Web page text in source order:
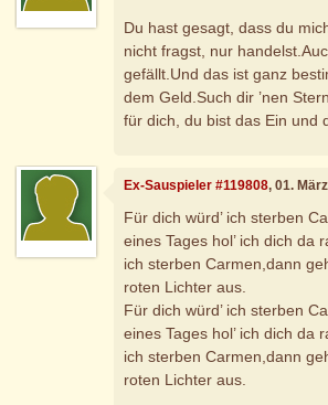
Du hast gesagt, dass du
nicht fragst, nur
gefällt.Und das ist ganz
dem Geld.Such dir ’nen
für dich, du bist das Ein und
Ex-Sauspieler #119808, 01.
Für dich würd’ ich sterben
eines Tages hol’ ich dich da
ich sterben Carmen,dann
roten Lichter aus.
Für dich würd’ ich sterben
eines Tages hol’ ich dich da
ich sterben Carmen,dann
roten Lichter aus.